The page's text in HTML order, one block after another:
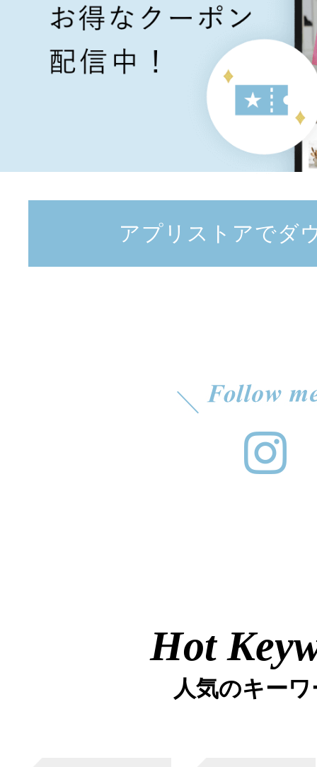
アプリストアでダ
Hot
人気のキー